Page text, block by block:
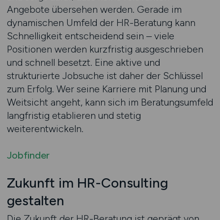
Angebote übersehen werden. Gerade im
dynamischen Umfeld der HR-Beratung kann
Schnelligkeit entscheidend sein – viele
Positionen werden kurzfristig ausgeschrieben
und schnell besetzt. Eine aktive und
strukturierte Jobsuche ist daher der Schlüssel
zum Erfolg. Wer seine Karriere mit Planung und
Weitsicht angeht, kann sich im Beratungsumfeld
langfristig etablieren und stetig
weiterentwickeln.
Jobfinder
Zukunft im HR-Consulting
gestalten